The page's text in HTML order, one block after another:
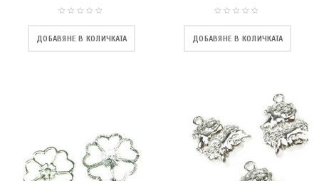
ДОБАВЯНЕ В КОЛИЧКАТА ДОБАВЯНЕ В КОЛИЧКАТА